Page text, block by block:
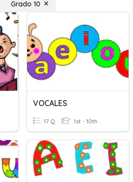
Grado 10
VOCALES
17 Q 1st - 10th